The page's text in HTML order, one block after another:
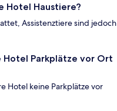
Hotel Haustiere?
Assistenztiere sind jedoch
Hotel Parkplätze vor Ort
Hotel keine Parkplätze vor